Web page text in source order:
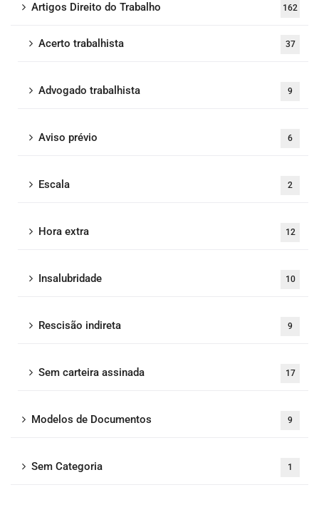
Artigos Direito do Trabalho 162
Acerto trabalhista 37
Advogado trabalhista 9
Aviso prévio 6
Escala 2
Hora extra 12
Insalubridade 10
Rescisão indireta 9
Sem carteira assinada 17
Modelos de Documentos 9
Sem Categoria 1